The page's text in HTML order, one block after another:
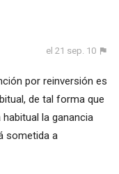
el 21 sep. 10
por reinversión es
de tal forma que
la ganancia
sometida a